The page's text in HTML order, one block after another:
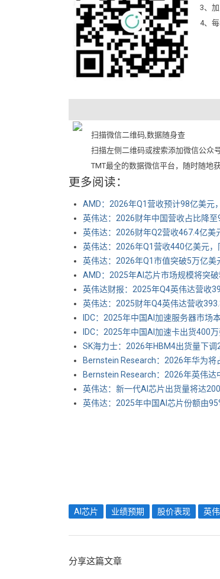
3、
4、
扫描微信二维码,数据随身查
扫描左侧二维码或搜索添加微信公众号
TMT最全的数据微信平台，随时随地
更多阅读：
AMD：2026年Q1营收预计98亿美元
英伟达：2026财年中国营收占比降
英伟达：2026财年Q2营收467.4亿美
英伟达：2026年Q1营收440亿美元，
英伟达：2026年Q1市值突破5万亿美
AMD：2025年AI芯片市场规模将突
英伟达财报：2025年Q4英伟达营收
英伟达：2025财年Q4英伟达营收
IDC：2025年中国AI加速服务器市场
IDC：2025年中国AI加速卡出货400
SK海力士：2026年HBM4出货量下调
Bernstein Research：2026年华为将
Bernstein Research：2026年英伟达
英伟达：新一代AI芯片出货量将达
英伟达：2025年中国AI芯片份额由
AI芯片 业绩预期 股价表现 英
分享这篇文章